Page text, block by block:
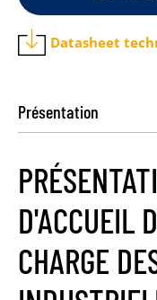
Datasheet
Présentation
D'ACCUEIL
CHARGE